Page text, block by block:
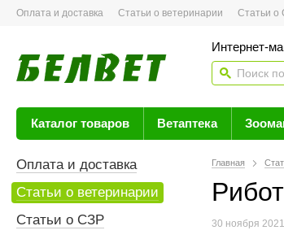
Оплата и доставка Статьи о ветеринарии Статьи о
Интернет-
Каталог товаров Ветаптека
Главная
30 ноября 2021
Оплата и доставка
Статьи о ветеринарии
Статьи о СЗР